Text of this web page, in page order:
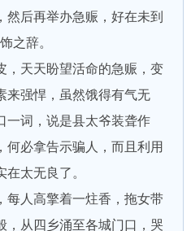
然后再举办急赈，好在未到
之辞。
天天盼望活命的急赈，变
来强悍，虽然饿得有气无
一词，说是县太爷装聋作
何必拿告示骗人，而且利用
太无良了。
人高擎着一炷香，拖女带
，从四乡涌至各城门口，哭